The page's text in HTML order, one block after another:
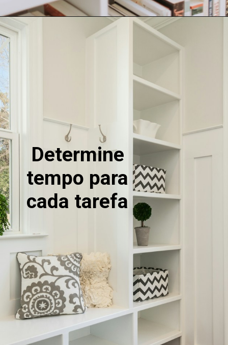
Determine
tempo para
cada tarefa